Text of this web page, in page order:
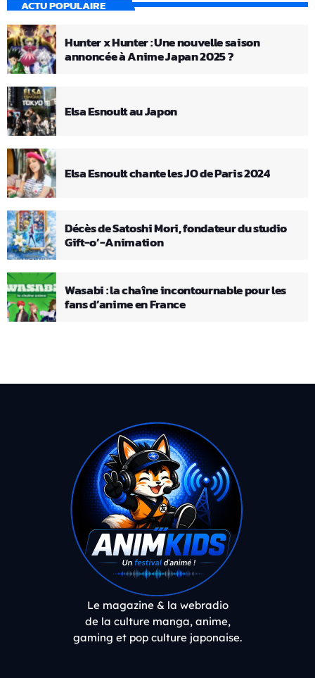
ACTU POPULAIRE
Hunter x Hunter : Une nouvelle saison
annoncée à Anime Japan 2025 ?
Elsa Esnoult au Japon
Elsa Esnoult chante les JO de Paris 2024
Décès de Satoshi Mori, fondateur du studio
Gift-o’-Animation
Wasabi : la chaîne incontournable pour les
fans d’anime en France
Le magazine & la webradio
de la culture manga, anime,
gaming et pop culture japonaise.